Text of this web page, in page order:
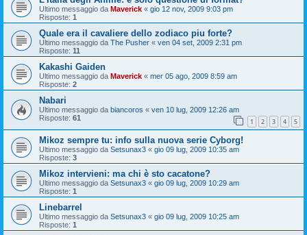
Ultimo messaggio da Maverick « gio 12 nov, 2009 9:03 pm
Risposte: 1
Quale era il cavaliere dello zodiaco piu forte?
Ultimo messaggio da The Pusher « ven 04 set, 2009 2:31 pm
Risposte: 11
Kakashi Gaiden
Ultimo messaggio da Maverick « mer 05 ago, 2009 8:59 am
Risposte: 2
Nabari
Ultimo messaggio da biancoros « ven 10 lug, 2009 12:26 am
Risposte: 61 1 2 3 4 5
Mikoz sempre tu: info sulla nuova serie Cyborg!
Ultimo messaggio da Setsunax3 « gio 09 lug, 2009 10:35 am
Risposte: 3
Mikoz intervieni: ma chi è sto cacatone?
Ultimo messaggio da Setsunax3 « gio 09 lug, 2009 10:29 am
Risposte: 1
Linebarrel
Ultimo messaggio da Setsunax3 « gio 09 lug, 2009 10:25 am
Risposte: 1